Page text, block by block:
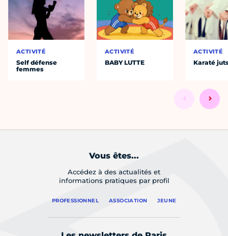
ACTIVITÉ
Self défense
femmes
ACTIVITÉ
BABY LUTTE
ACTIVITÉ
Karaté
Vous êtes...
Accédez à des actualités et
informations pratiques par profil
PROFESSIONNEL ASSOCIATION JEUNE